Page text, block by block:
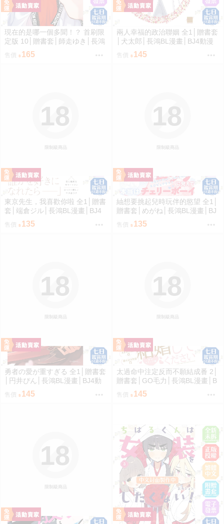
現在的是哪一個多聞！？ 首刷限
定版 10│贈書套│師走ゆき│長鴻
漫畫│BJ4動漫
售價 165
兩人幸福的政治聯姻 全1│贈書套
│犬太郎│長鴻BL漫畫│BJ4動漫
售價 145
限制級商品
18
東京先生，我喜歡你啦 全1│贈書
套│端倉ジル│長鴻BL漫畫│BJ4
售價 135
限制級商品
18
紬想要挑起兒時玩伴的慾望 全1│
贈書套│めがね│長鴻BL漫畫│BJ
4動漫
售價 135
限制級商品
18
勇者の愛が重すぎる 全1│贈書套
│円井ぴん│長鴻BL漫畫│BJ4動
售價 145
限制級商品
18
太過命中注定反而不願結成番 2│
贈書套│GO毛力│長鴻BL漫畫│B
J4動漫
售價 145
限制級商品
18